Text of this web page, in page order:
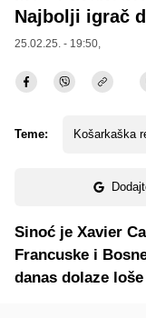
Najbolji igrač
25.02.25. - 19:50,
Teme: Košarkaška
Sinoć je Xavier
Francuske i
danas dolaze